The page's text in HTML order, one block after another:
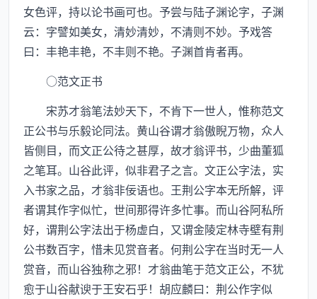
女色评，持以论书画可也。予尝与陆子渊论字，子渊
云：字譬如美女，清妙清妙，不清则不妙。予戏答
曰：丰艳丰艳，不丰则不艳。子渊首肯者再。
○范文正书
宋苏才翁笔法妙天下，不肯下一世人，惟称范文
正公书与乐毅论同法。黄山谷谓才翁傲睨万物，众人
皆侧目，而文正公待之甚厚，故才翁评书，少曲董狐
之笔耳。山谷此评，似非君子之言。文正公字法，实
入书家之品，才翁非佞语也。王荆公字本无所解，评
者谓其作字似忙，世间那得许多忙事。而山谷阿私所
好，谓荆公字法出于杨虚白，又谓金陵定林寺壁有荆
公书数百字，惜未见赏音者。何荆公字在当时无一人
赏音，而山谷独称之邪！才翁曲笔于范文正公，不犹
愈于山谷献谀于王安石乎！胡应麟曰：荆公作字似